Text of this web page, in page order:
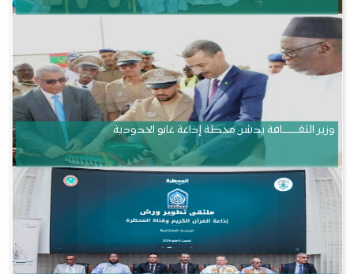
وزير الثقــــــــــافة يدشن محطة إذاعة غابو الحدودية